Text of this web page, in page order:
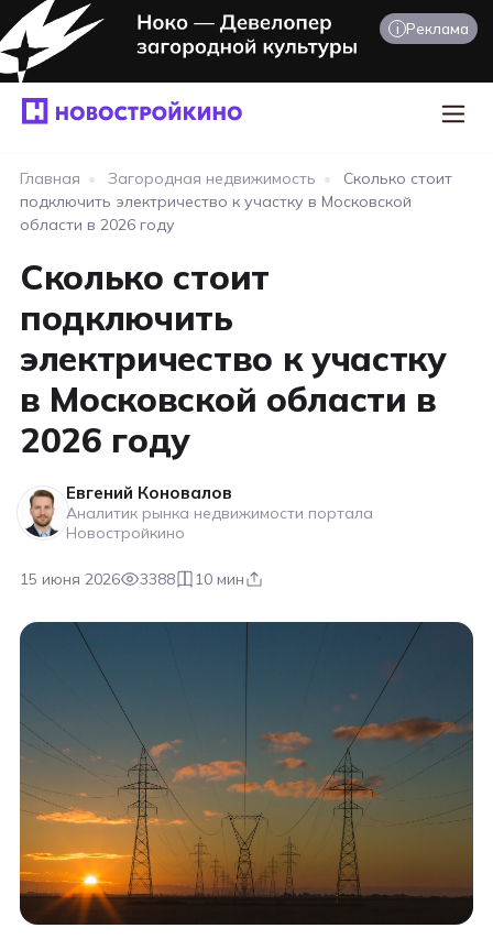
i Реклама
Главная • Загородная недвижимость •
Сколько стоит
подключить электричество к участку в Московской
области в 2026 году
Сколько стоит
подключить
электричество к участку
в Московской области в
2026 году
Евгений Коновалов
Аналитик рынка недвижимости портала
Новостройкино
15 июня 2026 3388 10 мин